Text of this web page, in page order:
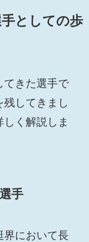
としての歩
てきた選手で
してきまし
く解説しま
手
界において長